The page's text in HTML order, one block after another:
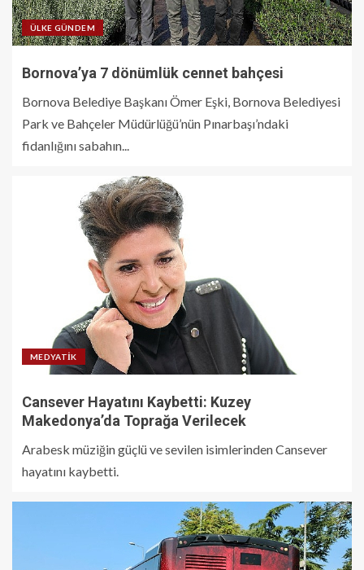
ÜLKE GÜNDEM
Bornova’ya 7 dönümlük cennet bahçesi
Bornova Belediye Başkanı Ömer Eşki, Bornova Belediyesi
Park ve Bahçeler Müdürlüğü’nün Pınarbaşı’ndaki
fidanlığını sabahın...
MEDYATIK
Cansever Hayatını Kaybetti: Kuzey
Makedonya’da Toprağa Verilecek
Arabesk müziğin güçlü ve sevilen isimlerinden Cansever
hayatını kaybetti.